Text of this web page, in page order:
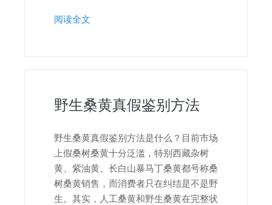
阅读全文
野生桑黄真假鉴别方法
野生桑黄真假鉴别方法是什么？目前市场
上假桑树桑黄十分泛滥，特别西藏杂树
黄、紫油黄、长白山暴马丁桑黄都号称桑
树桑黄销售，而消费者只在纠结是不是野
生。其实，人工桑黄和野生桑黄在完整状